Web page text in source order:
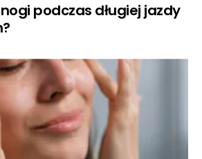
podczas długiej jazdy